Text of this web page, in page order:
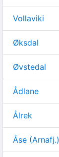
Vollaviki
Øksdal
Øvstedal
Ådlane
Ålrek
Åse (Arnafj.)